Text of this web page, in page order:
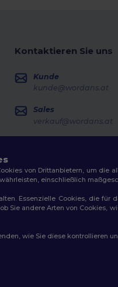
Kontaktieren Sie uns
Kunde
kunde@wordans.at
Sales
verkauf@wordans.at
von Drittanbietern, um
einschließlich
Essenzielle Cookies, die
Sie andere Arten von
wie Sie diese kontrollieren